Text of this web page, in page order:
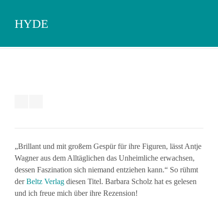
HYDE
„Brillant und mit großem Gespür für ihre Figuren, lässt Antje
Wagner aus dem Alltäglichen das Unheimliche erwachsen,
dessen Faszination sich niemand entziehen kann.“ So rühmt
derBeltz Verlag diesen Titel. Barbara Scholz hat es gelesen
und ich freue mich über ihre Rezension!